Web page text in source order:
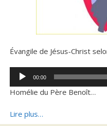
Évangile de Jésus-Christ
Lecteur
audio
00:00
Homélie du Père Benoît…
Lire plus…